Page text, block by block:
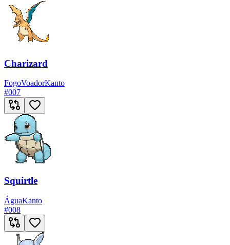
Charizard
FogoVoadorKanto
#007
Squirtle
ÁguaKanto
#008